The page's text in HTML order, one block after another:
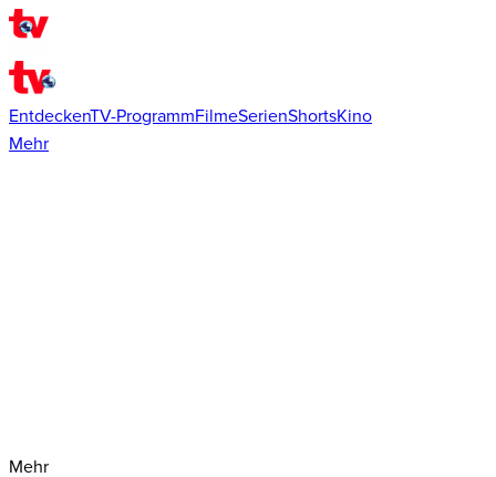
EntdeckenTV-ProgrammFilmeSerienShortsKino
Mehr
Mehr